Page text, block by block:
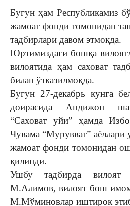
Бугун ҳам Республикамиз
жамоат фонди томонидан
тадбирлари давом этмоқда.
Юртимиздаги бошқа
вилоятида ҳам саховат
билан ўтказилмоқда.
Бугун 27-декабрь кунга
доирасида Андижон
“Саховат уйи” ҳамда
Чувама “Мурувват” аёллари
жамоат фонди томонидан
қилинди.
Ушбу тадбирда вилоят
М.Алимов, вилоят бош
М.Мўминовлар иштирок